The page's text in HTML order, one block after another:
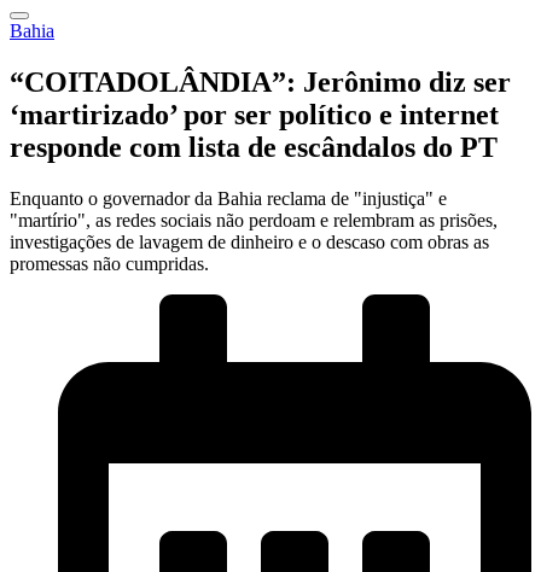
Bahia
“COITADOLÂNDIA”: Jerônimo diz ser
‘martirizado’ por ser político e internet
responde com lista de escândalos do PT
Enquanto o governador da Bahia reclama de "injustiça" e
"martírio", as redes sociais não perdoam e relembram as prisões,
investigações de lavagem de dinheiro e o descaso com obras as
promessas não cumpridas.